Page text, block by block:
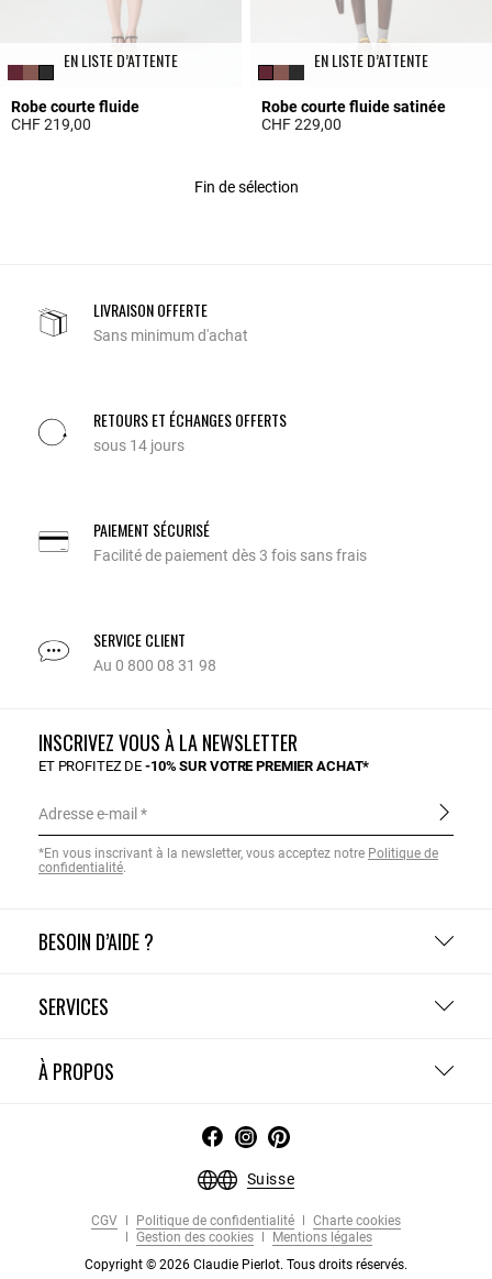
EN LISTE D’ATTENTE
Robe courte fluide
CHF 219,00
EN LISTE D’ATTENTE
Robe courte fluide satinée
CHF 229,00
Fin de sélection
LIVRAISON OFFERTE
Sans minimum d'achat
RETOURS ET ÉCHANGES OFFERTS
sous 14 jours
PAIEMENT SÉCURISÉ
Facilité de paiement dès 3 fois sans frais
SERVICE CLIENT
Au 0 800 08 31 98
BESOIN D’AIDE ?
SERVICES
À PROPOS
INSCRIVEZ VOUS À LA NEWSLETTER
ET PROFITEZ DE-10% SUR VOTRE PREMIER ACHAT*
Adresse e-mail
*En vous inscrivant à la newsletter, vous acceptez notre Politique de
confidentialité.
Suisse
CGV Politique de confidentialité
Charte cookies
Gestion des cookies
Mentions légales
Copyright © 2026 Claudie Pierlot. Tous droits réservés.